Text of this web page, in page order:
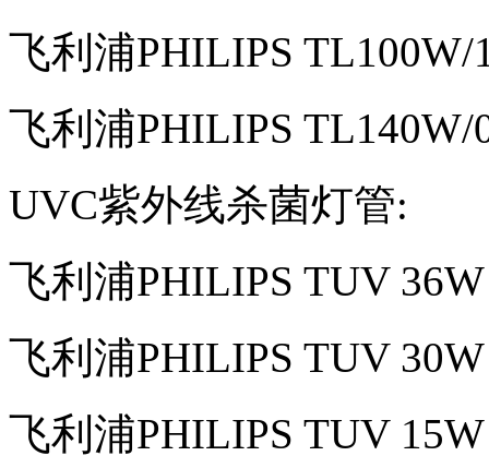
飞利浦PHILIPS
飞利浦PHILIPS
UVC紫外线杀菌灯管:
飞利浦PHILIPS TUV
飞利浦PHILIPS TUV
飞利浦PHILIPS TUV